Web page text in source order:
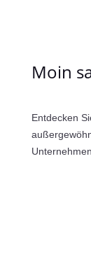
Moin
Entdecken